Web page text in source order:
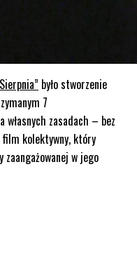
było stworzenie
7
zasadach – bez
kolektywny, który
zaangażowanej w jego